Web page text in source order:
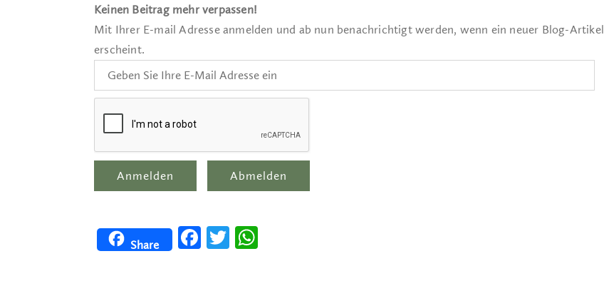
Keinen Beitrag mehr verpassen!
Mit Ihrer E-mail Adresse anmelden und ab nun benachrichtigt werden, wenn ein neuer Blog-Artikel
erscheint.
Share
FacebookTwitter